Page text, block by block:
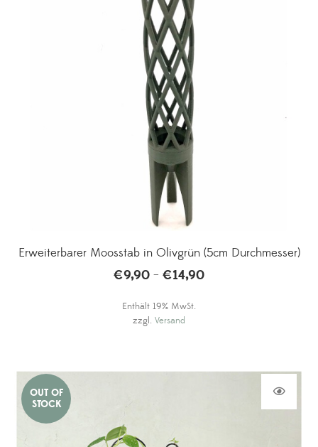
Erweiterbarer Moosstab in Olivgrün (5cm Durchmesser)
€9,90 – €14,90Preisspanne:
Enthält 19% MwSt.
zzgl. Versand